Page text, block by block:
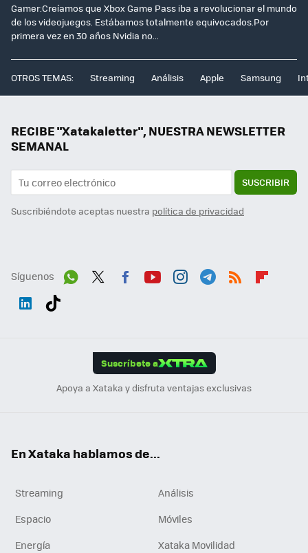
Gamer:Creíamos que Xbox Game Pass iba a revolucionar el mundo
de los videojuegos. Estábamos totalmente equivocados.Por
primera vez en 30 años Nvidia no...
OTROS TEMAS: Streaming Análisis Apple Samsung
RECIBE "Xatakaletter", NUESTRA NEWSLETTER
SEMANAL
SUSCRIBIR
Suscribiéndote aceptas nuestra política de privacidad
Síguenos
Suscríbete a
Apoya a Xataka y disfruta ventajas exclusivas
En Xataka hablamos de...
Streaming
Análisis
Espacio
Móviles
Energía
Xataka Movilidad